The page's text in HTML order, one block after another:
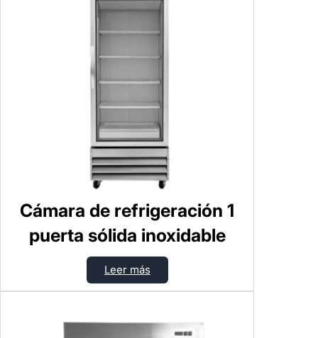
Cámara de refrigeración 1
puerta sólida inoxidable
Leer más